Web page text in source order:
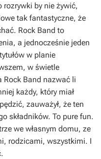
rozrywki by nie żywić,
tak fantastyczne, że
Rock Band to
a jednocześnie jeden
w planie
w świetle
Rock Band nazwać li
każdy, który miał
zauważył, że ten
składników. To pure fun.
we własnym domu, ze
rodzicami, wszystkimi. I